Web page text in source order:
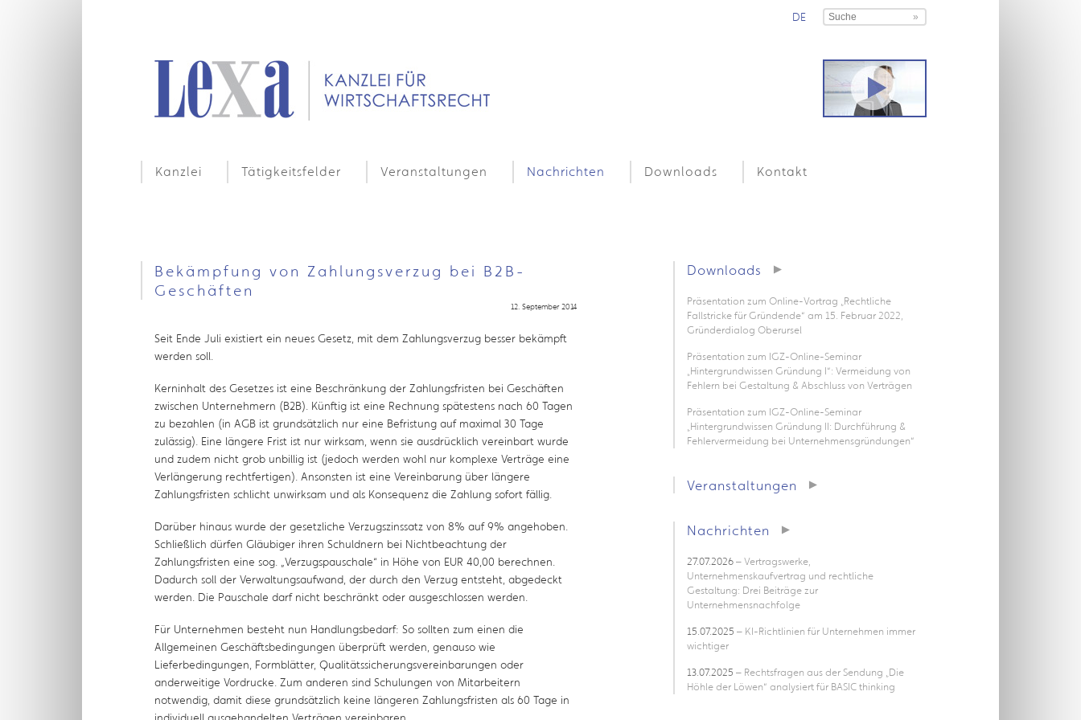
DE
Kanzlei Tätigkeitsfelder Veranstaltungen Nachrichten Downloads Kontakt
Bekämpfung von Zahlungsverzug bei B2B-
Geschäften
12. September 2014
Seit Ende Juli existiert ein neues Gesetz, mit dem Zahlungsverzug besser bekämpft
werden soll.
Kerninhalt des Gesetzes ist eine Beschränkung der Zahlungsfristen bei Geschäften
zwischen Unternehmern (B2B). Künftig ist eine Rechnung spätestens nach 60 Tagen
zu bezahlen (in AGB ist grundsätzlich nur eine Befristung auf maximal 30 Tage
zulässig). Eine längere Frist ist nur wirksam, wenn sie ausdrücklich vereinbart wurde
und zudem nicht grob unbillig ist (jedoch werden wohl nur komplexe Verträge eine
Verlängerung rechtfertigen). Ansonsten ist eine Vereinbarung über längere
Zahlungsfristen schlicht unwirksam und als Konsequenz die Zahlung sofort fällig.
Darüber hinaus wurde der gesetzliche Verzugszinssatz von 8% auf 9% angehoben.
Schließlich dürfen Gläubiger ihren Schuldnern bei Nichtbeachtung der
Zahlungsfristen eine sog. „Verzugspauschale“ in Höhe von EUR 40,00 berechnen.
Dadurch soll der Verwaltungsaufwand, der durch den Verzug entsteht, abgedeckt
werden. Die Pauschale darf nicht beschränkt oder ausgeschlossen werden.
Für Unternehmen besteht nun Handlungsbedarf: So sollten zum einen die
Allgemeinen Geschäftsbedingungen überprüft werden, genauso wie
Lieferbedingungen, Formblätter, Qualitätssicherungsvereinbarungen oder
anderweitige Vordrucke. Zum anderen sind Schulungen von Mitarbeitern
notwendig, damit diese grundsätzlich keine längeren Zahlungsfristen als 60 Tage in
Downloads
Präsentation zum Online-Vortrag „Rechtliche
Fallstricke für Gründende“ am 15. Februar 2022,
Gründerdialog Oberursel
Präsentation zum IGZ-Online-Seminar
„Hintergrundwissen Gründung I“: Vermeidung von
Fehlern bei Gestaltung & Abschluss von Verträgen
Präsentation zum IGZ-Online-Seminar
„Hintergrundwissen Gründung II: Durchführung &
Fehlervermeidung bei Unternehmensgründungen“
Veranstaltungen
Nachrichten
27.07.2026– Vertragswerke,
Unternehmenskaufvertrag und rechtliche
Gestaltung: Drei Beiträge zur
Unternehmensnachfolge
15.07.2025 – KI-Richtlinien für Unternehmen immer
wichtiger
13.07.2025 – Rechtsfragen aus der Sendung „Die
Höhle der Löwen“ analysiert für BASIC thinking